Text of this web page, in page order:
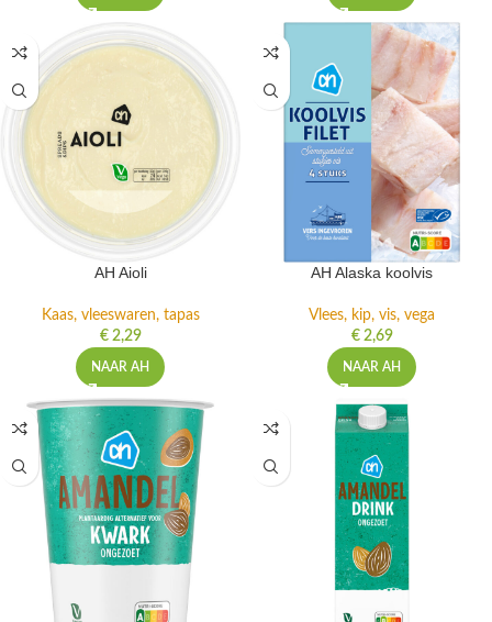
AH Aioli
Kaas, vleeswaren, tapas
€2,29
NAAR AH
AH Alaska koolvis
Vlees, kip, vis, vega
€2,69
NAAR AH